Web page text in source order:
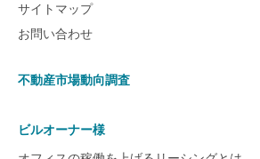
サイトマップ
お問い合わせ
不動産市場動向調査
ビルオーナー様